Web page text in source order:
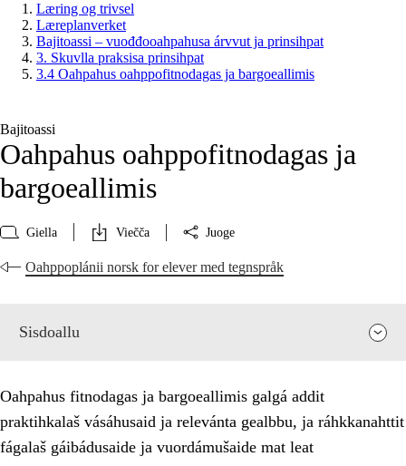
Læring og trivsel
Læreplanverket
Bajitoassi – vuođđooahpahusa árvvut ja prinsihpat
3. Skuvlla praksisa prinsihpat
3.4 Oahpahus oahppofitnodagas ja bargoeallimis
Bajitoassi
Oahpahus oahppofitnodagas ja
bargoeallimis
Giella Viečča Juoge
Oahppoplánii norsk for elever med tegnspråk
Sisdoallu
Oahpahus fitnodagas ja bargoeallimis galgá addit
praktihkalaš vásáhusaid ja relevánta gealbbu, ja ráhkkanahttit
fágalaš gáibádusaide ja vuordámušaide mat leat